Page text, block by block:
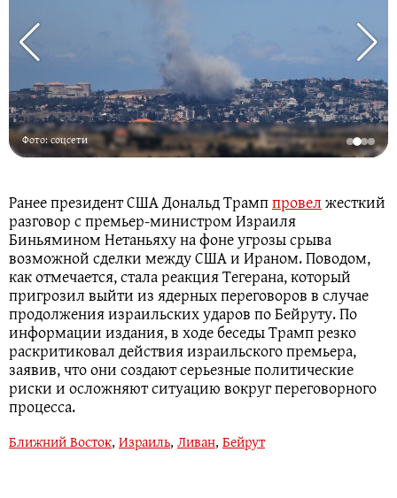
Фото: соцсети
Ранее президент США Дональд Трамппровелжесткий
разговор с премьер-министром Израиля
Биньямином Нетаньяху на фоне угрозы срыва
возможной сделки между США и Ираном. Поводом,
как отмечается, стала реакция Тегерана, который
пригрозил выйти из ядерных переговоров в случае
продолжения израильских ударов по Бейруту. По
информации издания, в ходе беседы Трамп резко
раскритиковал действия израильского премьера,
заявив, что они создают серьезные политические
риски и осложняют ситуацию вокруг переговорного
процесса.
Ближний Восток, Израиль, Ливан, Бейрут